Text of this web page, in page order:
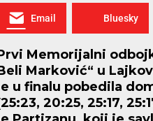
Email Bluesky
Memorijalni
Marković“ u
u finalu pobedila
20:25, 25:17,